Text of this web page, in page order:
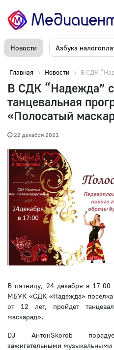
Новости Азбука
Главная Новости В СДК
В СДК “Надежда”
танцевальная
«Полосатый
22 декабря 2021
В пятницу, 24 декабря в 17-00
МБУК «СДК «Надежда»
от 12 лет, пройдет
маскарад».
DJ АнтонSkorob
зажигательными музыкальными